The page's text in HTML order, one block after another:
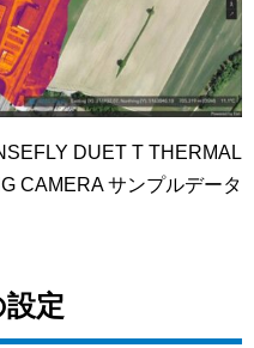
DUET T THERMAL
CAMERA サンプルデータ
定